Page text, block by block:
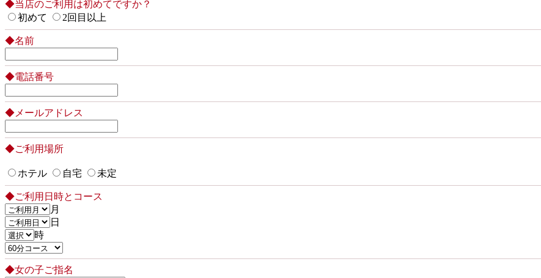
◆当店のご利用は初めてですか？
初めて
2回目以上
◆名前
◆電話番号
◆メールアドレス
◆ご利用場所
ホテル 自宅 未定
◆ご利用日時とコース
月
日
時
◆女の子ご指名